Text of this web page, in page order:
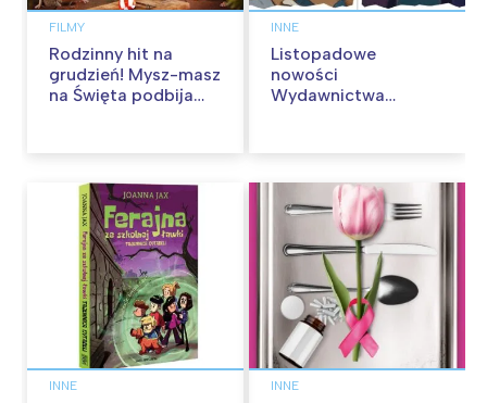
FILMY
Rodzinny hit na
grudzień! Mysz-masz
na Święta podbija
INNE
Listopadowe
nowości
Wydawnictwa
INNE INNE